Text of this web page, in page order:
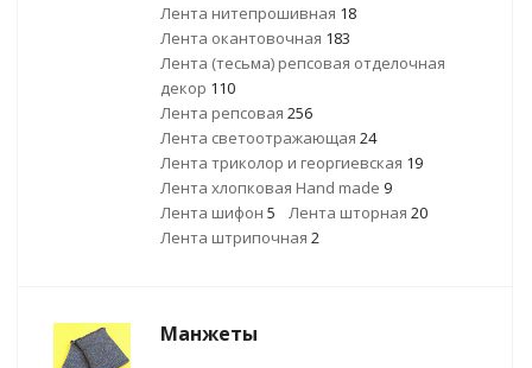
Лента нитепрошивная 18
Лента окантовочная 183
Лента (тесьма) репсовая отделочная
декор 110
Лента репсовая 256
Лента светоотражающая 24
Лента триколор и георгиевская 19
Лента хлопковая Hand made 9
Лента шифон 5 Лента шторная 20
Лента штрипочная 2
Манжеты